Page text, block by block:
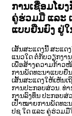
ການ​ເຊື່ອມ​ໂຍ
ຄູ່​ຮ່ວມ​ມື ແລະ
ແບບ​ຍືນ​ຍົງ ​ຢູ່ໃ
ເສັ້ນ​ສະ​ແດງນີ້ ສະ​ແດ
ແນວ​ໃດ ​ຕໍ່​ກັບ​ວຽກ​ງາ
ເພື່ອ​ສ້າງ​ຄວາມ​ກ້າວ​
ການ​ພັດ​ທະ​ນາ​ແບບ​ຍື
ເສັ້ນສະ​ແດງ​ໃຫ້​ເຫັນ​
ການ​ປະ​ກອບ​ສ່ວນ. ທ່າ
ການ​ລົ​ງ​ທຶນ ​ປະ​ກອບ​ສ່
ເປົ້າ​ໝາຍ​ການ​ພັດ​ທະ​
ປ​ຊ ໃດ ແລະ ຄູ່​ຮ່​ວມ​ມື​